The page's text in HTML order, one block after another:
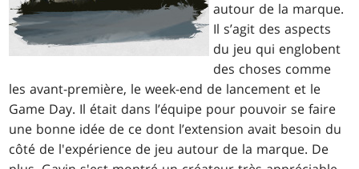
autour de la marque.
Il s’agit des aspects
du jeu qui englobent
des choses comme
les avant-première, le week-end de lancement et le
Game Day. Il était dans l’équipe pour pouvoir se faire
une bonne idée de ce dont l’extension avait besoin du
côté de l'expérience de jeu autour de la marque. De